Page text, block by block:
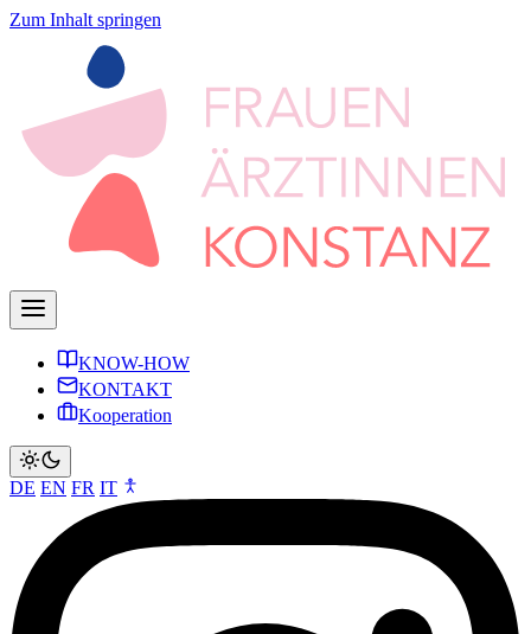
Zum Inhalt springen
KNOW-HOW
KONTAKT
Kooperation
DE EN FR IT